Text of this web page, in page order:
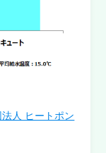
人 ヒートポン